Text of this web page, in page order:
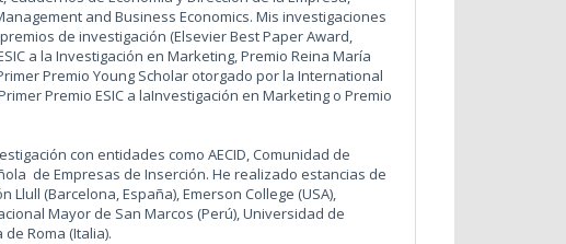
and Business Economics. Mis investigaciones
de investigación (Elsevier Best Paper Award,
a la Investigación en Marketing, Premio Reina María
Premio Young Scholar otorgado por la International
Premio ESIC a laInvestigación en Marketing o Premio
con entidades como AECID, Comunidad de
de Empresas de Inserción. He realizado estancias de
(Barcelona, España), Emerson College (USA),
Mayor de San Marcos (Perú), Universidad de
Roma (Italia).